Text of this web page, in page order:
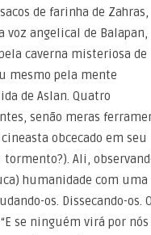
de farinha de Zahras,
voz angelical de Balapan,
caverna misteriosa de
mesmo pela mente
de Aslan. Quatro
senão meras
obcecado em seu
tormento?). Ali,
humanidade com uma
os. Dissecando-os.
se ninguém virá por nós